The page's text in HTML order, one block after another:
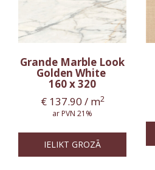
Grande Marble Look
Golden White
160 x 320
€137.90 / m2
ar PVN 21%
IELIKT GROZĀ